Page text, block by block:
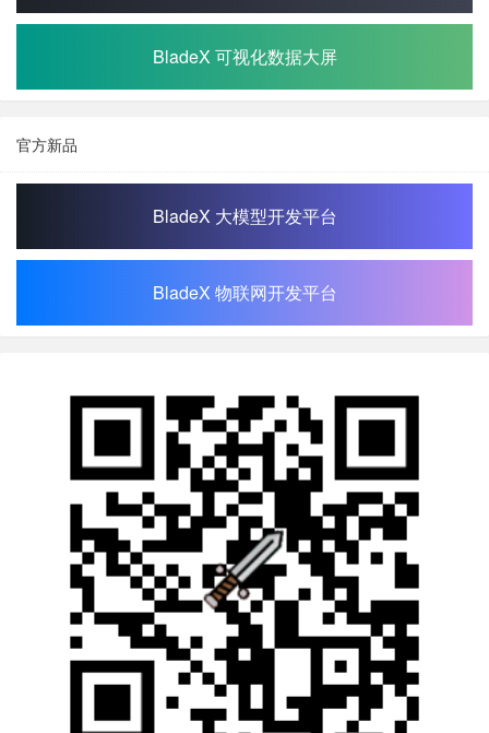
BladeX 可视化数据大屏
官方新品
BladeX 大模型开发平台
BladeX 物联网开发平台